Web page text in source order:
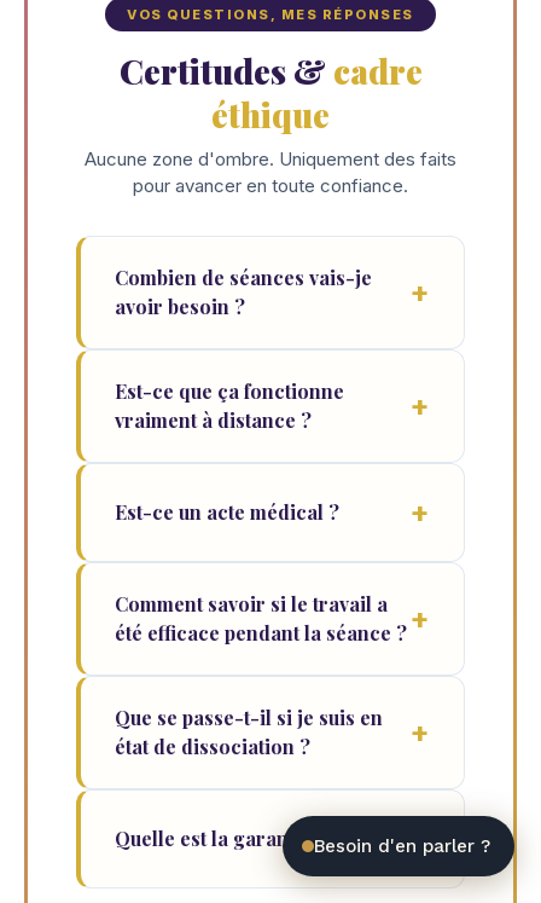
VOS QUESTIONS, MES RÉPONSES
Certitudes & cadre
éthique
Aucune zone d'ombre. Uniquement des faits
pour avancer en toute confiance.
Combien de séances vais-je
avoir besoin ?
Est-ce que ça fonctionne
vraiment à distance ?
Est-ce un acte médical ?
Comment savoir si le travail a
été efficace pendant la séance ?
Que se passe-t-il si je suis en
état de dissociation ?
Quelle est la garantie ?Besoin d'en parler ?